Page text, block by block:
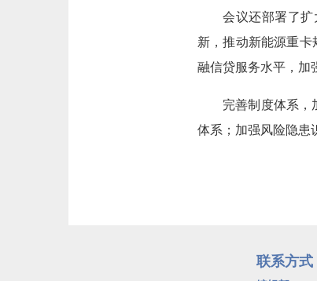
会议还部署了
新，推动新能源重
融信贷服务水平，加
完善制度体系，
体系；加强风险隐患
联系方式